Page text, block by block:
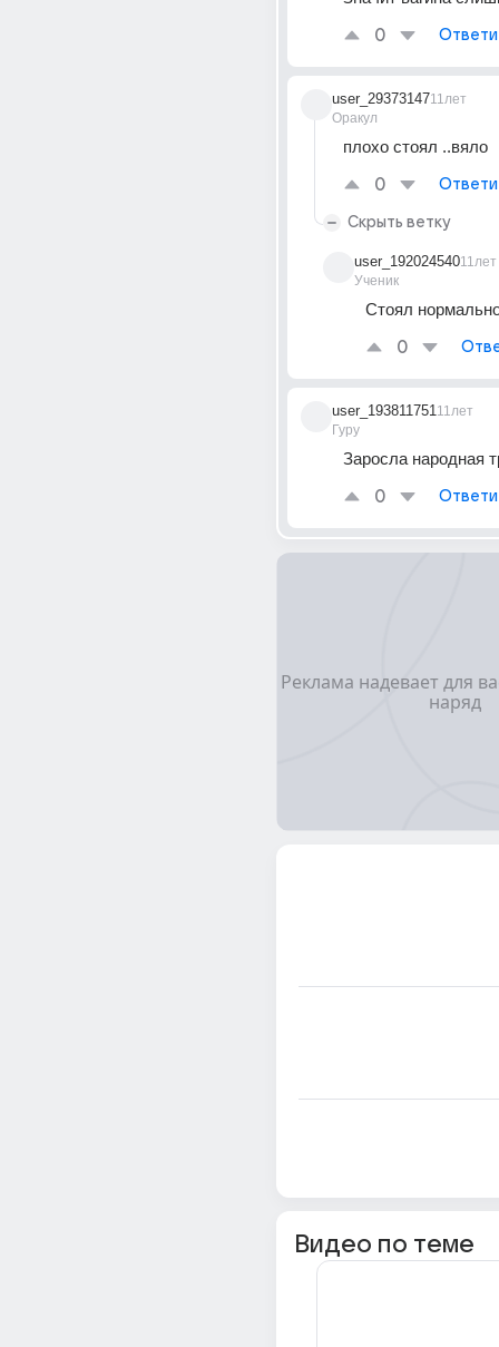
0
user_29373147
Оракул
11лет
плохо стоял ..вяло
0
Скрыть ветку
user_192024540
Ученик
11лет
Стоял
0
user_193811751
Гуру
11лет
Заросла народная
0
Видео по теме